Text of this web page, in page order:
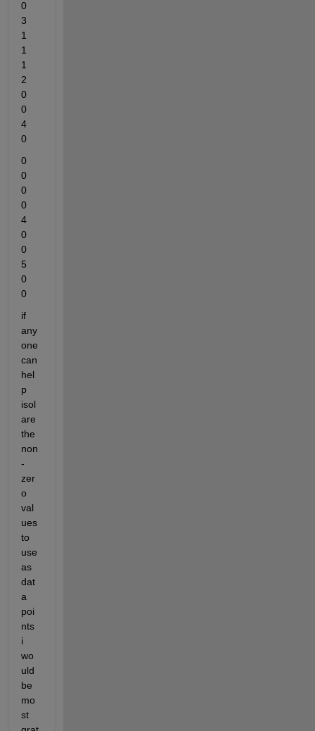
0
3
1
1
1
2
0
0
4
0
0
0
0
0
4
0
0
5
0
0
if
any
one
can
hel
p
isol
are
the
non
-
zer
o
val
ues
to
use
as
dat
a
poi
nts
i
wo
uld
be
mo
st